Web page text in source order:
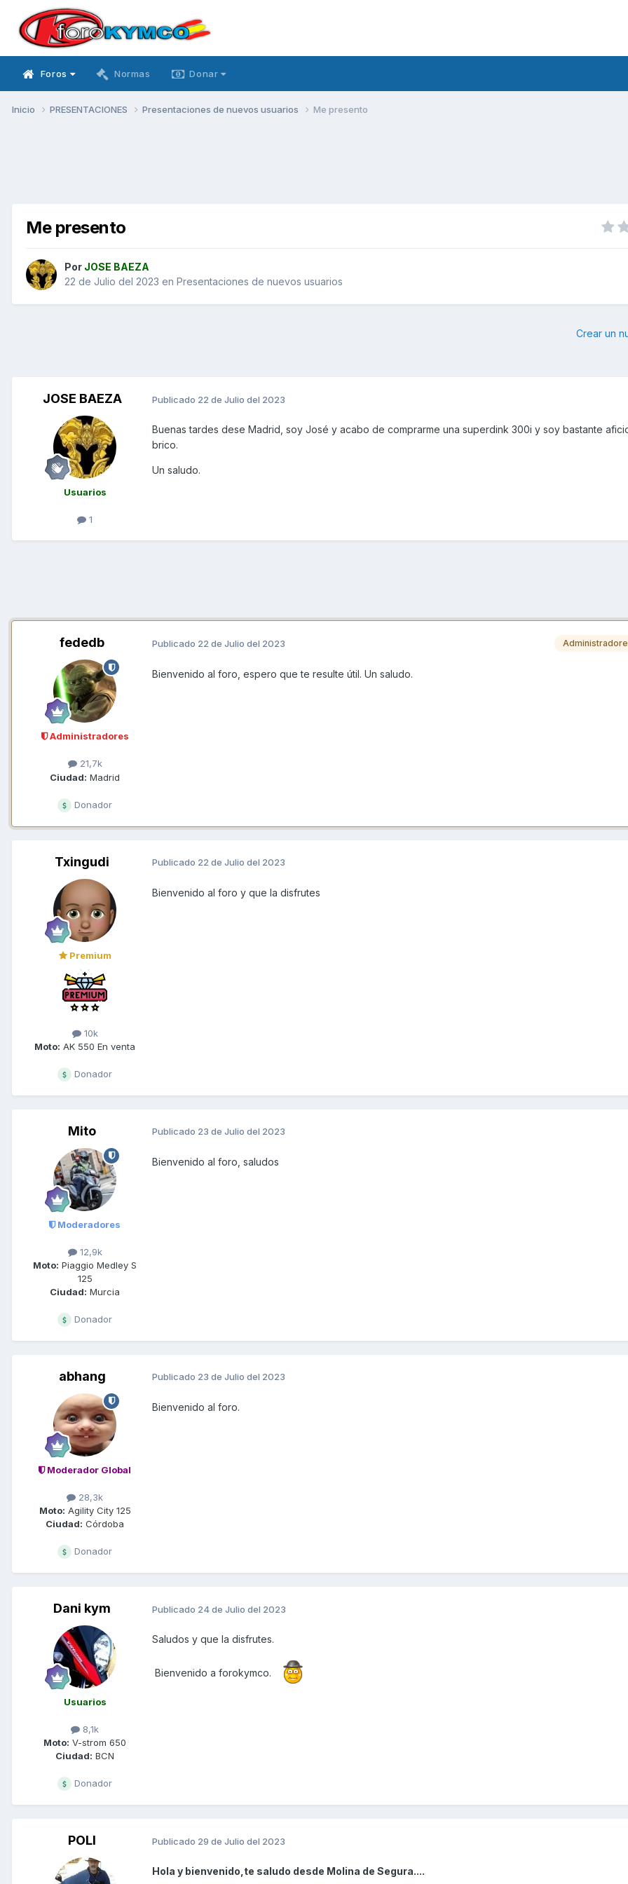
Foros Normas Donar
Inicio PRESENTACIONES Presentaciones de nuevos usuarios Me presento
Me presento
Por JOSE BAEZA
22 de Julio del 2023 en Presentaciones de nuevos usuarios
Crear un
JOSE BAEZA
Usuarios
1
Publicado 22 de Julio del 2023
Buenas tardes dese Madrid, soy José y acabo de comprarme una superdink 300i y soy bastante
brico.
Un saludo.
fededb
Administradores
21,7k
Ciudad: Madrid
Donador
Publicado 22 de Julio del 2023
Bienvenido al foro, espero que te resulte útil. Un saludo.
Txingudi
Premium
10k
Moto: AK 550 En venta
Donador
Publicado 22 de Julio del 2023
Bienvenido al foro y que la disfrutes
Mito
Moderadores
12,9k
Moto: Piaggio Medley S
125
Ciudad: Murcia
Donador
Publicado 23 de Julio del 2023
Bienvenido al foro, saludos
abhang
Moderador Global
28,3k
Moto: Agility City 125
Ciudad: Córdoba
Donador
Publicado 23 de Julio del 2023
Bienvenido al foro.
Dani kym
Usuarios
8,1k
Moto: V-strom 650
Ciudad: BCN
Donador
Publicado 24 de Julio del 2023
Saludos y que la disfrutes.
Bienvenido a forokymco.
POLI Publicado 29 de Julio del 2023
Hola y bienvenido,te saludo desde Molina de Segura....